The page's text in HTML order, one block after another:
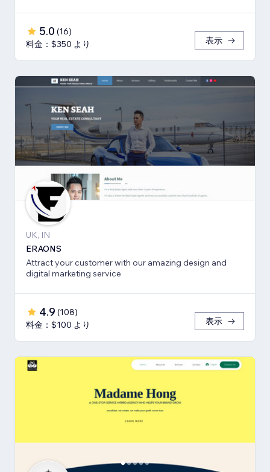
5.0 (16)
料金：$350 より
表示
UK, IN
ERAONS
Attract your customer with our amazing design and
digital marketing service
4.9 (108)
料金：$100 より
表示